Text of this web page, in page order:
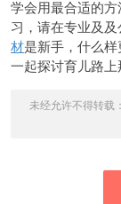
学会用最合适的
习，请在专业及
材是新手，什么
一起探讨育儿路上
未经允许不得转载：